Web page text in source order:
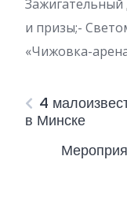
и призы;-
«Чижовка-
4
в Минске